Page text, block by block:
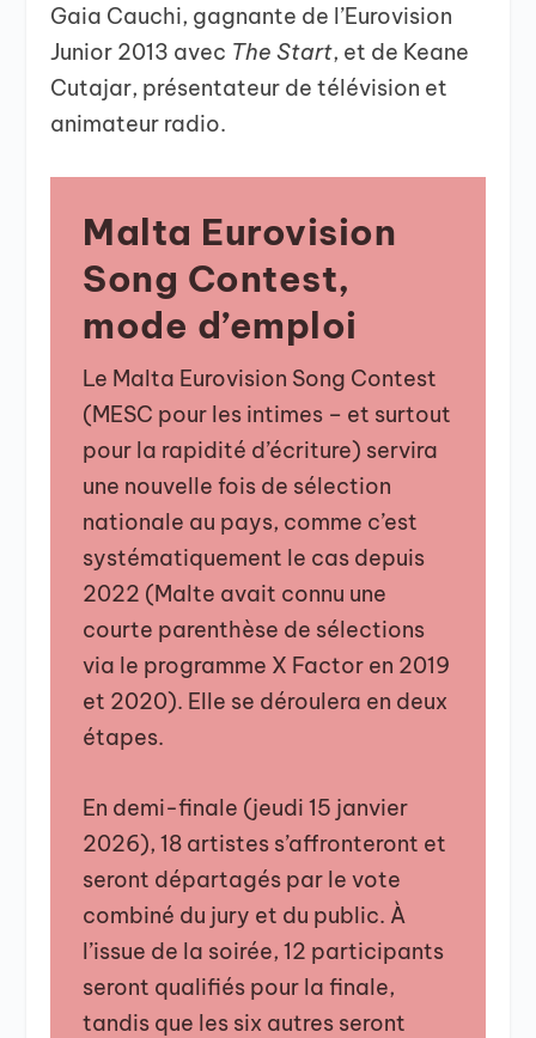
Gaia Cauchi, gagnante de l’Eurovision
Junior 2013 avec The Start, et de Keane
Cutajar, présentateur de télévision et
animateur radio.
Malta Eurovision
Song Contest,
mode d’emploi
Le Malta Eurovision Song Contest
(MESC pour les intimes – et surtout
pour la rapidité d’écriture) servira
une nouvelle fois de sélection
nationale au pays, comme c’est
systématiquement le cas depuis
2022 (Malte avait connu une
courte parenthèse de sélections
via le programme X Factor en 2019
et 2020). Elle se déroulera en deux
étapes.
En demi-finale (jeudi 15 janvier
2026), 18 artistes s’affronteront et
seront départagés par le vote
combiné du jury et du public. À
l’issue de la soirée, 12 participants
seront qualifiés pour la finale,
tandis que les six autres seront